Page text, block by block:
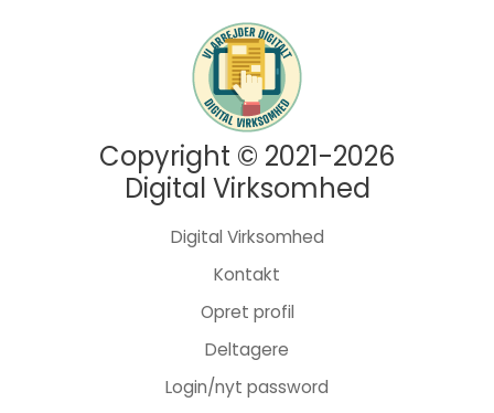
Copyright © 2021-2026
Digital Virksomhed
Digital Virksomhed
Kontakt
Opret profil
Deltagere
Login/nyt password